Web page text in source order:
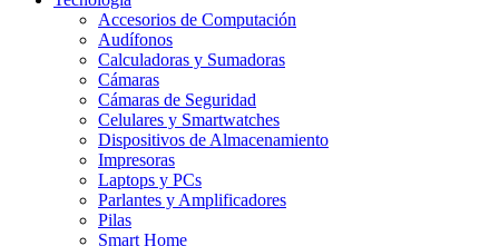
Accesorios de Computación
Audífonos
Calculadoras y Sumadoras
Cámaras
Cámaras de Seguridad
Celulares y Smartwatches
Dispositivos de Almacenamiento
Impresoras
Laptops y PCs
Parlantes y Amplificadores
Pilas
Smart Home